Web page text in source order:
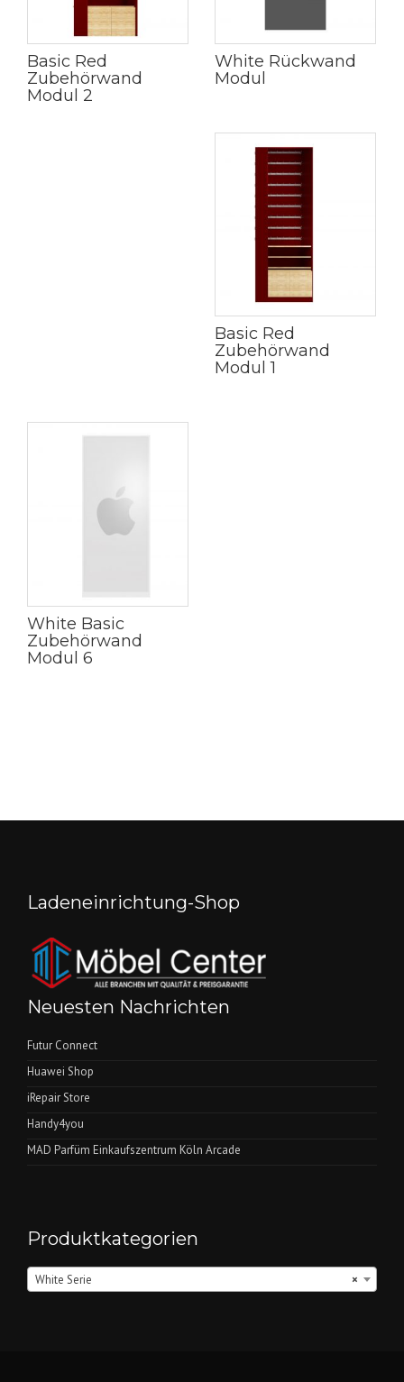
Basic Red
Zubehörwand
Modul 2
White Rückwand
Modul
Basic Red
Zubehörwand
Modul 1
White Basic
Zubehörwand
Modul 6
Ladeneinrichtung-Shop
Neuesten Nachrichten
Futur Connect
Huawei Shop
iRepair Store
Handy4you
MAD Parfüm Einkaufszentrum Köln Arcade
Produktkategorien
×
White Serie